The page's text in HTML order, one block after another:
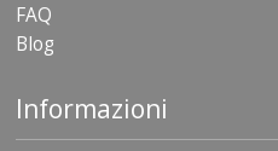
FAQ
Blog
Informazioni